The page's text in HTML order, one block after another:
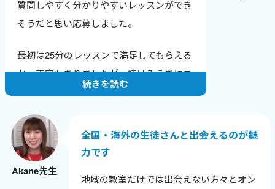
います。
自分の英語力も上がっていることがわかる
ので、さらにやる気に繋がります。
質問しやすく分かりやすいレッスンができ
そうだと思い応募しました。
最初は25分のレッスンで満足してもらえる
か、不安もありましたが、続けるうちにニ
ュースやトレンドに敏感になり、生徒さん
色んな年齢や背景の生徒さんと話せること
が嬉しく、英語だけでなく新しい発見も多
いです。
続きを読む
Akane先生
全国・海外の生徒さんと出会えるのが魅
力です
地域の教室だけでは出会えない方々とオン